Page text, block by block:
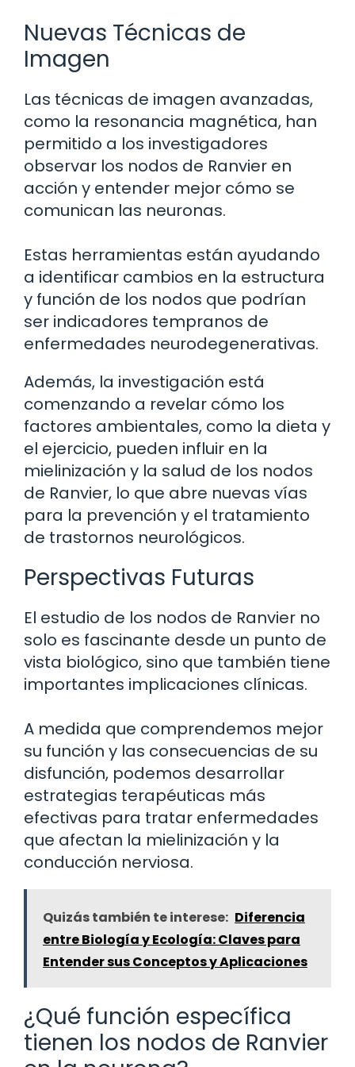
Nuevas Técnicas de
Imagen
Las técnicas de imagen avanzadas,
como la resonancia magnética, han
permitido a los investigadores
observar los nodos de Ranvier en
acción y entender mejor cómo se
comunican las neuronas.
Estas herramientas están ayudando
a identificar cambios en la estructura
y función de los nodos que podrían
ser indicadores tempranos de
enfermedades neurodegenerativas.
Además, la investigación está
comenzando a revelar cómo los
factores ambientales, como la dieta y
el ejercicio, pueden influir en la
mielinización y la salud de los nodos
de Ranvier, lo que abre nuevas vías
para la prevención y el tratamiento
de trastornos neurológicos.
Perspectivas Futuras
El estudio de los nodos de Ranvier no
solo es fascinante desde un punto de
vista biológico, sino que también tiene
importantes implicaciones clínicas.
A medida que comprendemos mejor
su función y las consecuencias de su
disfunción, podemos desarrollar
estrategias terapéuticas más
efectivas para tratar enfermedades
que afectan la mielinización y la
conducción nerviosa.
Quizás también te interese: Diferencia
entre Biología y Ecología: Claves para
Entender sus Conceptos y Aplicaciones
¿Qué función específica
tienen los nodos de Ranvier